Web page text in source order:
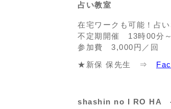
占い教室
在宅ワークも可能！占
不定期開催 13時00分～
参加費 3,000円／回
★新保 保先生 ⇒
shashin no I RO HA -